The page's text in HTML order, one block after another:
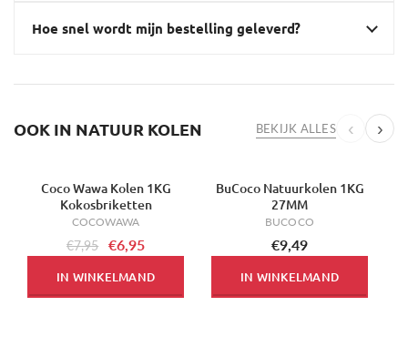
Hoe snel wordt mijn bestelling geleverd?
OOK IN NATUUR KOLEN BEKIJK ALLES ‹ ›
-13%
Coco Wawa Kolen 1KG
Kokosbriketten
COCOWAWA
€7,95 €6,95
IN WINKELMAND
BuCoco Natuurkolen 1KG
27MM
BUCOCO
€9,49
IN WINKELMAND